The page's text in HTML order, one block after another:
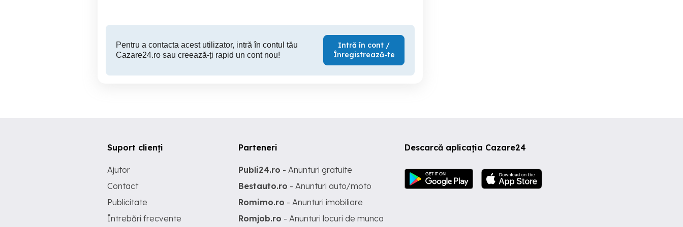
Pentru a contacta acest utilizator, intră în contul tău
Cazare24.ro sau creează-ți rapid un cont nou!
Intră în cont /
Înregistrează-te
Descarcă aplicația Cazare24
Suport clienți
Ajutor
Contact
Publicitate
Întrebări frecvente
Parteneri
Publi24.ro - Anunturi gratuite
Bestauto.ro - Anunturi auto/moto
Romimo.ro - Anunturi imobiliare
Romjob.ro - Anunturi locuri de munca